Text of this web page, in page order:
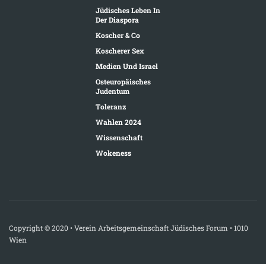
Jüdisches Leben In
Der Diaspora
Koscher & Co
Koscherer Sex
Medien Und Israel
Osteuropäisches
Judentum
Toleranz
Wahlen 2024
Wissenschaft
Wokeness
Copyright © 2020 • Verein Arbeitsgemeinschaft Jüdisches Forum • 1010
Wien